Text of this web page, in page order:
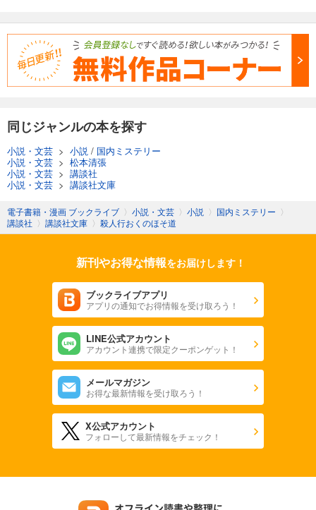
同じジャンルの本を探す
小説・文芸 > 小説 / 国内ミステリー
小説・文芸 > 松本清張
小説・文芸 > 講談社
小説・文芸 > 講談社文庫
電子書籍・漫画 ブックライブ 〉 小説・文芸 〉 小説 〉 国内ミステリー 〉
講談社 〉 講談社文庫 〉 殺人行おくのほそ道
新刊やお得な情報をお届けします！
ブックライブアプリ
アプリの通知でお得情報を受け取ろう！
LINE公式アカウント
アカウント連携で限定クーポンゲット！
メールマガジン
お得な最新情報を受け取ろう！
X公式アカウント
フォローして最新情報をチェック！